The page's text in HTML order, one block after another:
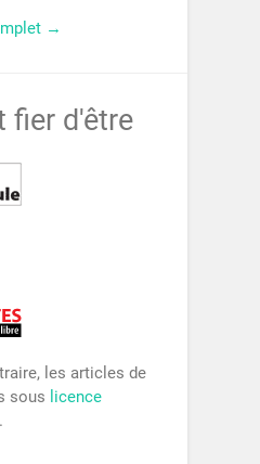
→
fier d'être
les articles de
sous licence
.